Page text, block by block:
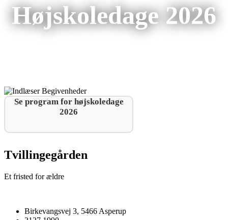
Højskoledage 2026
Se program for højskoledage
2026
Tvillingegården
Et fristed for ældre
Birkevangsvej 3, 5466 Asperup